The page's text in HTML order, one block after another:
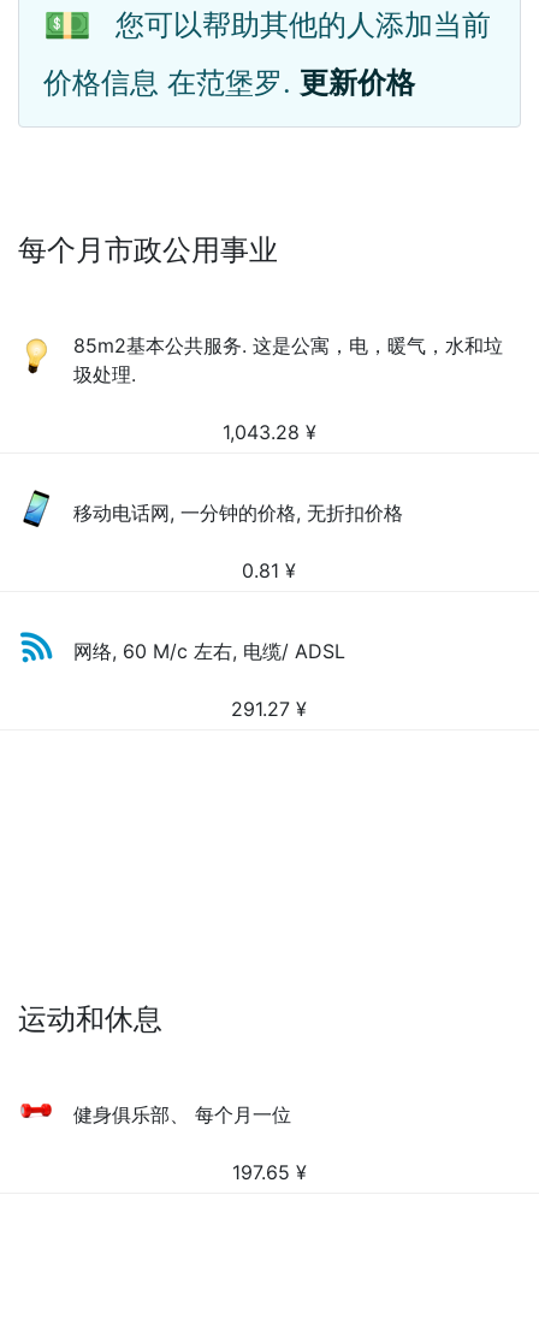
💵
您可以帮助其他的人添加当前
价格信息 在范堡罗. 更新价格
每个月市政公用事业
85m2基本公共服务. 这是公寓，电，暖气，水和垃
圾处理.
1,043.28 ¥
移动电话网, 一分钟的价格, 无折扣价格
0.81 ¥
网络, 60 M/c 左右, 电缆/ ADSL
291.27 ¥
运动和休息
健身俱乐部、 每个月一位
197.65 ¥